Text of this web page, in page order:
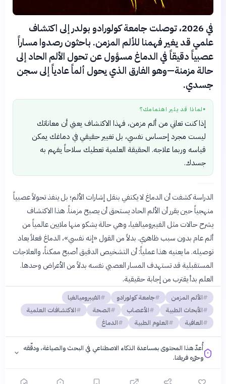
في 2026، توصلت جامعة كولورادو بولدر إلى اكتشاف
علمي قد يغير فهمنا للألم المزمن. باحثون رصدوا مساراً
عصبياً دقيقاً في الدماغ مسؤول عن تحول الألم الحاد إلى
حالة مزمنة—وهو الفارق الذي يحول ألماً عادياً إلى سجن
جسدي.
● لماذا قد يثير اهتمامك؟
إذا كنت تعاني من ألم مزمن، فهذا الاكتشاف يعني أن معاناتك
ليست مجرد إحساس نفسي، بل تغيير حقيقي في دماغك يمكن
قياسه وربما علاجه. الحقيقة العلمية تعطيك سلاحاً يفهم به
جسدك.
الدراسة كشفت أن الدماغ لا يكتفي بنقل إشارات الألم؛ بل ينفذ تحولاً عصبياً
منهجياً حين يقرر أن الألم الحاد يستحق أن يصبح مزمناً. هذا الاكتشاف
يشرح حالات مثل الفيبروميالغيا، وهي حالة يشكو منها ملايين عالمياً من
ألم عام بدون سبب ظاهري. بدلاً من القول «إنه نفسي»، الدماغ فعلاً يعاد
توصيله. ما يعنيه هذا عملياً: أن التشخيص الدقيق أصبح ممكناً، والعلاجات
المستقبلية قد تستهدف المسار العصبي نفسه بدلاً من الأعراض وحدها.
العلم بدأ يقترب من إجابة حقيقية.
الألم المزمن جامعة كولورادو
الفيبروميالغيا
الأبحاث الطبية
الأعصاب الصحة
الاكتشافات العلمية
العافية
العلوم الطبية الدماغ
أُعدّ هذا المحتوى بمساعدة الذكاء الاصطناعي في البحث والصياغة، ودقّقه
وحرّره فريقنا.